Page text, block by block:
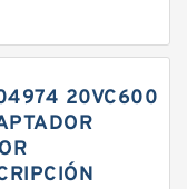
20VC600